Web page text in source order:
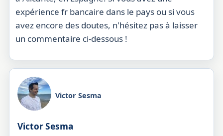
expérience frbancaire dans le pays ou si vous
avez encore des doutes, n'hésitez pas à laisser
un commentaire ci-dessous !
Victor Sesma
Victor Sesma